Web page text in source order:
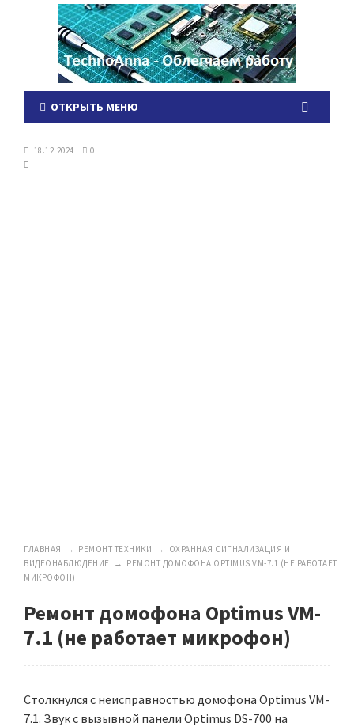
ОТКРЫТЬ МЕНЮ
18.12.2024 0
ГЛАВНАЯ → РЕМОНТ ТЕХНИКИ →
ОХРАННАЯ СИГНАЛИЗАЦИЯ И
ВИДЕОНАБЛЮДЕНИЕ → РЕМОНТ ДОМОФОНА OPTIMUS VM-7.1 (НЕ РАБОТАЕТ
МИКРОФОН)
Ремонт домофона Optimus VM-
7.1 (не работает микрофон)
Столкнулся с неисправностью домофона Optimus VM-
7.1. Звук с вызывной панели Optimus DS-700 на